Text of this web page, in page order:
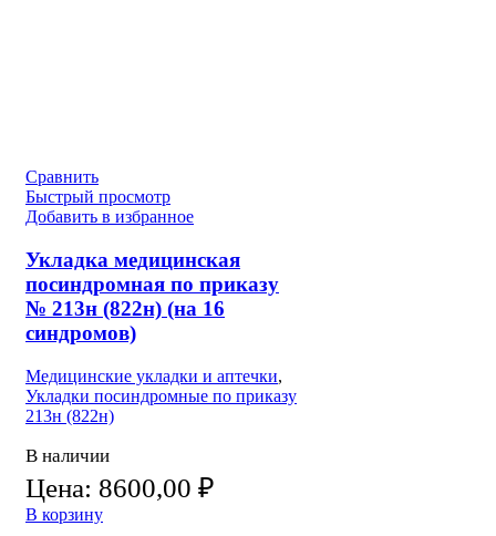
Сравнить
Быстрый просмотр
Добавить в избранное
Укладка медицинская
посиндромная по приказу
№ 213н (822н) (на 16
синдромов)
Медицинские укладки и аптечки,
Укладки посиндромные по приказу
213н (822н)
В наличии
Цена: 8600,00 ₽
В корзину